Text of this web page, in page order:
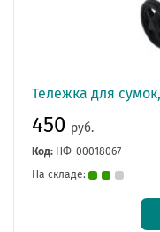
Тележка для
450 руб.
Код: НФ-00018067
На складе: